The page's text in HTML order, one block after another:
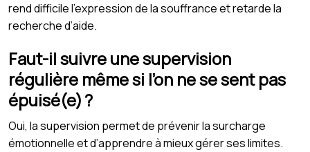
rend difficile l’expression de la souffrance et retarde la
recherche d’aide.
Faut-il suivre une supervision
régulière même si l’on ne se sent pas
épuisé(e) ?
Oui, la supervision permet de prévenir la surcharge
émotionnelle et d’apprendre à mieux gérer ses limites.